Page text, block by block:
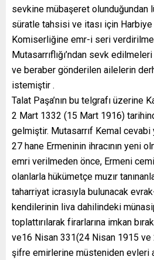
sevkine mübaşeret olunduğundan
süratle tahsisi ve itası için
Komiserliğine emr-i seri
Mutasarrıflığı’ndan sevk
ve beraber gönderilen ailelerin
istemiştir .
Talat Paşa’nın bu telgrafı üzerine
2 Mart 1332 (15 Mart 1916)
gelmiştir. Mutasarrıf Kemal cevabi
27 hane Ermeninin ihracının yeni
emri verilmeden önce, Ermeni
olanlarla hükümetçe muzır
taharriyat icrasıyla bulunacak
kendilerinin liva dahilindeki
toplattırılarak firarlarına imkan
ve16 Nisan 331(24 Nisan 1915
şifre emirlerine müsteniden evleri